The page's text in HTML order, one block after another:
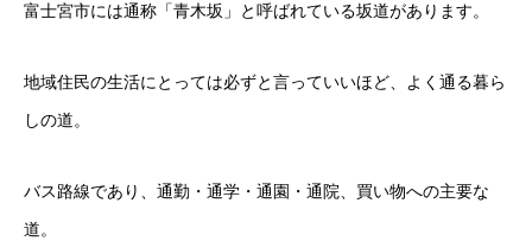
富士宮市には通称「青木坂」と呼ばれている坂道があります。
地域住民の生活にとっては必ずと言っていいほど、よく通る暮ら
しの道。
バス路線であり、通勤・通学・通園・通院、買い物への主要な
道。